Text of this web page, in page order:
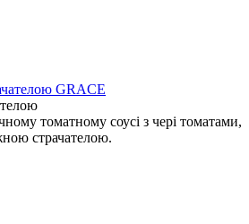
томатному соусі з чері томатами,
страчателою.